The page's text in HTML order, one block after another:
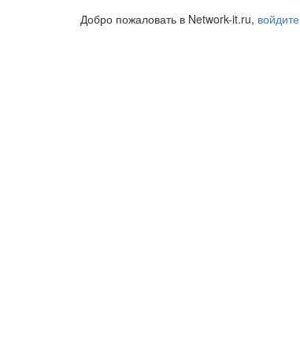
Добро пожаловать в Network-it.ru, войдите